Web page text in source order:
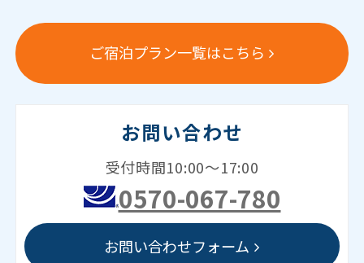
ご宿泊プラン一覧はこちら
お問い合わせ
受付時間10:00～17:00
0570-067-780
お問い合わせフォーム